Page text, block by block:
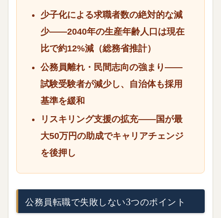
少子化による求職者数の絶対的な減
少——2040年の生産年齢人口は現在
比で約12%減（総務省推計）
公務員離れ・民間志向の強まり——
試験受験者が減少し、自治体も採用
基準を緩和
リスキリング支援の拡充——国が最
大50万円の助成でキャリアチェンジ
を後押し
公務員転職で失敗しない3つのポイント